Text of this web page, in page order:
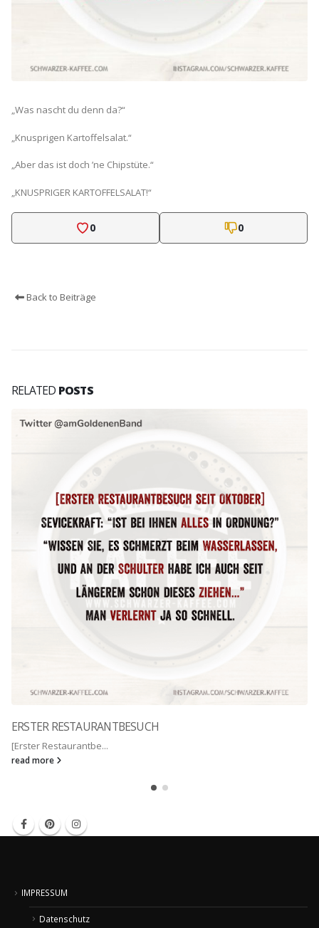
„Was nascht du denn da?“
„Knusprigen Kartoffelsalat.“
„Aber das ist doch ’ne Chipstüte.“
„KNUSPRIGER KARTOFFELSALAT!“
0 0
Back to Beiträge
RELATED POSTS
ERSTER RESTAURANTBESUCH
[Erster Restaurantbe...
read more
IMPRESSUM
Datenschutz